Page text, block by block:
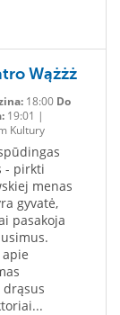
Wążżż
18:00 Do
19:01 |
Kultury
- pirkti
menas
gyvatė,
pasakoja
drąsus